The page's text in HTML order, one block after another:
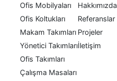
Ofis Mobilyaları
Ofis Koltukları
Makam Takımları
Yönetici Takımları
Ofis Takımları
Çalışma Masaları
Hakkımızda
Referanslar
Projeler
İletişim